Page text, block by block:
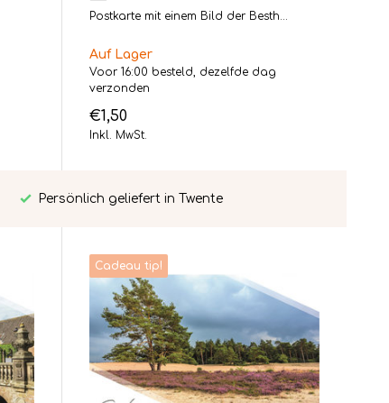
Postkarte mit einem Bild der Besth...
Auf Lager
Voor 16:00 besteld, dezelfde dag
verzonden
€1,50
Inkl. MwSt.
Persönlich geliefert in Twente
Cadeau tip!